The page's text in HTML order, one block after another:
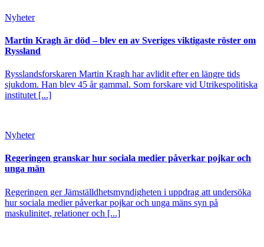
Nyheter
Martin Kragh är död – blev en av Sveriges viktigaste röster om
Ryssland
Rysslandsforskaren Martin Kragh har avlidit efter en längre tids
sjukdom. Han blev 45 år gammal. Som forskare vid Utrikespolitiska
institutet [...]
Nyheter
Regeringen granskar hur sociala medier påverkar pojkar och
unga män
Regeringen ger Jämställdhetsmyndigheten i uppdrag att undersöka
hur sociala medier påverkar pojkar och unga mäns syn på
maskulinitet, relationer och [...]